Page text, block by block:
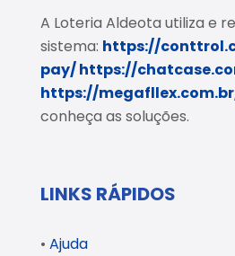
A Loteria Aldeota utiliza e
sistema: https://
pay/https://
https://
conheça as soluções.
LINKS RÁPIDOS
• Ajuda